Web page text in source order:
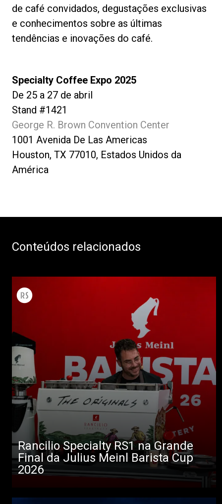
de café convidados, degustações exclusivas
e conhecimentos sobre as últimas
tendências e inovações do café.
Specialty Coffee Expo 2025
De 25 a 27 de abril
Stand #1421
George R. Brown Convention Center
1001 Avenida De Las Americas
Houston, TX 77010, Estados Unidos da
América
Conteúdos relacionados
Rancilio Specialty RS1 na Grande
Final da Julius Meinl Barista Cup
2026